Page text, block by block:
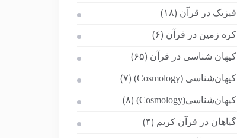
فیزیک در قرآن (۱۸)
کره زمین در قرآن (۶)
کیهان شناسی در قرآن (۶۵)
کیهان‌شناسی (Cosmology) (۷)
کیهان‌شناسی(Cosmology) (۸)
گیاهان در قرآن کریم (۴)